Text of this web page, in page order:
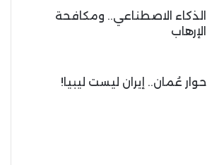
الذكاء الاصطناعي.. ومكافحة
الإرهاب
حوار عُمان.. إيران ليست ليبيا!